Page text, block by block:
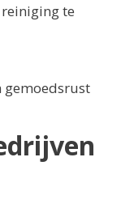
te
gemoedsrust